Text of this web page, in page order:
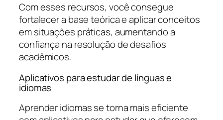
Com esses recursos, você consegue
fortalecer a base teórica e aplicar conceitos
em situações práticas, aumentando a
confiança na resolução de desafios
acadêmicos.
Aplicativos para estudar de línguas e
idiomas
Aprender idiomas se torna mais eficiente